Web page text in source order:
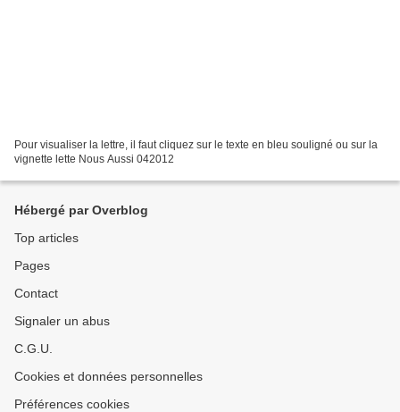
Pour visualiser la lettre, il faut cliquez sur le texte en bleu souligné ou sur la
vignette lette Nous Aussi 042012
Hébergé par Overblog
Top articles
Pages
Contact
Signaler un abus
C.G.U.
Cookies et données personnelles
Préférences cookies